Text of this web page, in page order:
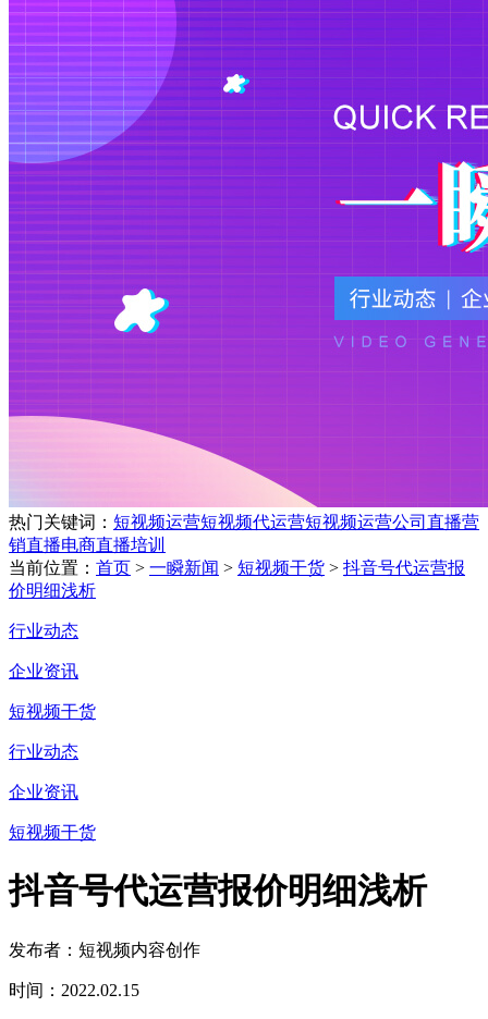
热门关键词： 短视频运营短视频代运营短视频运营公司 直播营
销直播电商直播培训
当前位置： 首页 > 一瞬新闻 > 短视频干货 > 抖音号代运营报
价明细浅析
行业动态
企业资讯
短视频干货
行业动态
企业资讯
短视频干货
抖音号代运营报价明细浅析
发布者：短视频内容创作
时间：2022.02.15